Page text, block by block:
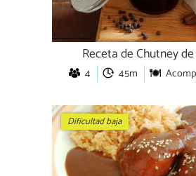
Receta de Chutney
4 45m
Dificultad baja